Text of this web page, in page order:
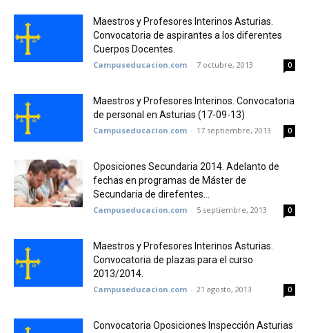
Maestros y Profesores Interinos Asturias.
Convocatoria de aspirantes a los diferentes
Cuerpos Docentes.
Campuseducacion.com - 7 octubre, 2013 0
Maestros y Profesores Interinos. Convocatoria
de personal en Asturias (17-09-13)
Campuseducacion.com - 17 septiembre, 2013 0
Oposiciones Secundaria 2014. Adelanto de
fechas en programas de Máster de
Secundaria de direfentes...
Campuseducacion.com - 5 septiembre, 2013 0
Maestros y Profesores Interinos Asturias.
Convocatoria de plazas para el curso
2013/2014.
Campuseducacion.com - 21 agosto, 2013 0
Convocatoria Oposiciones Inspección Asturias